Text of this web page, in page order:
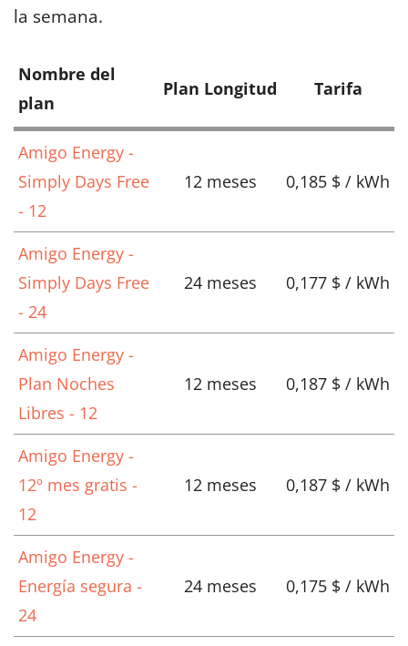
la semana.
Nombre del
plan
Plan Longitud Tarifa
Amigo Energy -
Simply Days Free
- 12
12 meses 0,185 $ / kWh
Amigo Energy -
Simply Days Free
- 24
24 meses 0,177 $ / kWh
Amigo Energy -
Plan Noches
Libres - 12
12 meses 0,187 $ / kWh
Amigo Energy -
12º mes gratis -
12
12 meses 0,187 $ / kWh
Amigo Energy -
Energía segura -
24
24 meses 0,175 $ / kWh